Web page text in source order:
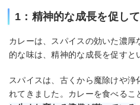
1：精神的な成長を促し
カレーは、スパイスの効いた濃
的な味は、精神的な成長を促すと
スパイスは、古くから魔除けや
れてきました。カレーを食べるこ